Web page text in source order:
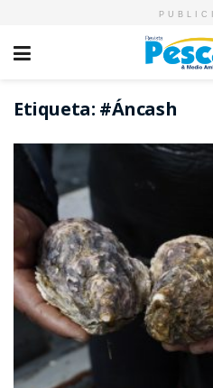
Etiqueta: #Áncash